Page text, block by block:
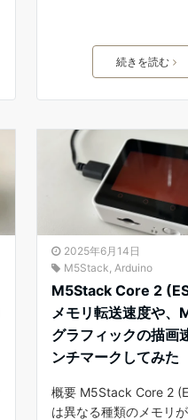
続きを読む
2025年6月14日
M5Stack Arduino
M5Stack Core 2
メモリ転送速度や、
グラフィックの描画
ンチマークしてみた
概要 M5Stack Core 2
は異なる種類のメモリ